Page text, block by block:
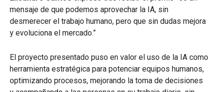
mensaje de que podemos aprovechar la IA, sin
desmerecer el trabajo humano, pero que sin dudas mejora
y evoluciona el mercado.”
El proyecto presentado puso en valor el uso de la IA como
herramienta estratégica para potenciar equipos humanos,
optimizando procesos, mejorando la toma de decisiones